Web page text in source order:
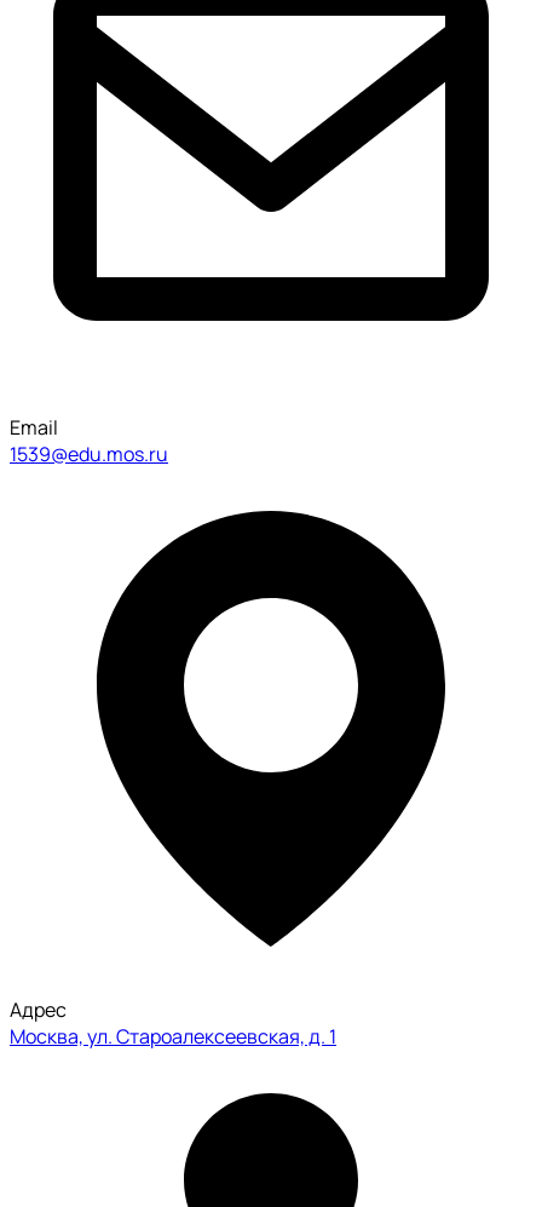
Email
1539@edu.mos.ru
Адрес
Москва, ул. Староалексеевская, д. 1